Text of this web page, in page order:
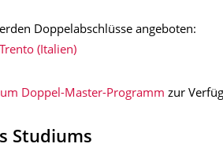
Doppelabschlüsse angeboten:
(Italien)
Doppel-Master-Programm zur
Studiums